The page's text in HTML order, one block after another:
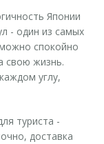
Японии
- один из самых
спокойно
свою жизнь.
углу,
туриста -
доставка